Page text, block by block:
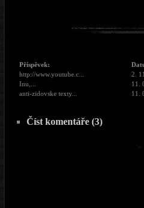
Příspěvek:
http://www.youtube.c...
2.
Inu,...
11.
anti-zidovske texty...
11.
Číst komentáře (3)